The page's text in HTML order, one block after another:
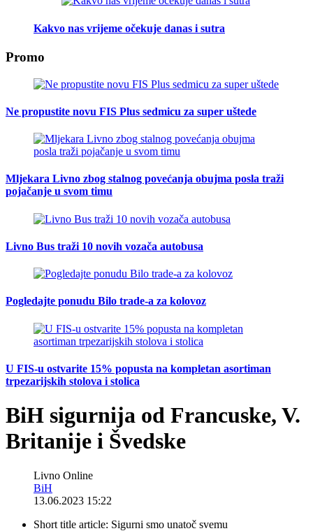
Kakvo nas vrijeme očekuje danas i sutra
Promo
Ne propustite novu FIS Plus sedmicu za super uštede
Mljekara Livno zbog stalnog povećanja obujma posla traži
pojačanje u svom timu
Livno Bus traži 10 novih vozača autobusa
Pogledajte ponudu Bilo trade-a za kolovoz
U FIS-u ostvarite 15% popusta na kompletan asortiman
trpezarijskih stolova i stolica
BiH sigurnija od Francuske, V.
Britanije i Švedske
Livno Online
BiH
13.06.2023 15:22
Short title article: Sigurni smo unatoč svemu